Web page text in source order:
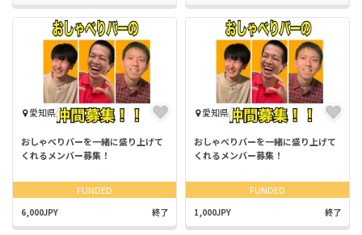
愛知県
おしゃべりバーを一緒に盛り上げて
くれるメンバー募集！
FUNDED
6,000JPY 終了
愛知県
おしゃべりバーを一緒に盛り上げて
くれるメンバー募集！
FUNDED
1,000JPY 終了